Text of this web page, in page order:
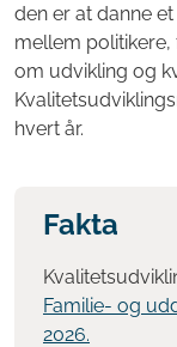
den er at danne
mellem
om udvikling og
hvert år.
Fakta
Familie- og
2026.